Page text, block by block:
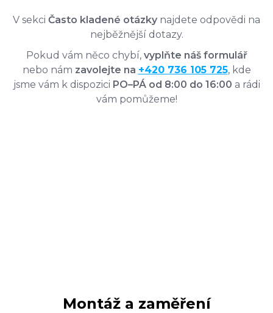
V sekci Často kladené otázky najdete odpovědi na
nejběžnější dotazy.
Pokud vám něco chybí, vyplňte náš formulář
nebo nám zavolejte na +420 736 105 725, kde
jsme vám k dispozici PO–PÁ od 8:00 do 16:00 a rádi
vám pomůžeme!
Montáž a zaměření